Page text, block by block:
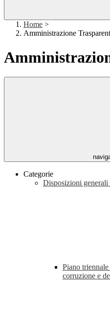
Home >
Amministrazione
Categorie
Disposizioni generali
Piano
corruzione e